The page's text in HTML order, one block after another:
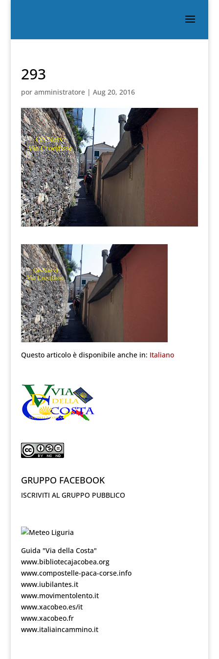
293
por amministratore| Aug 20, 2016
Questo articolo è disponibile anche in: Italiano
GRUPPO FACEBOOK
ISCRIVITI AL GRUPPO PUBBLICO
Guida "Via della Costa"
www.bibliotecajacobea.org
www.compostelle-paca-corse.info
www.iubilantes.it
www.movimentolento.it
www.xacobeo.es/it
www.xacobeo.fr
www.italiaincammino.it